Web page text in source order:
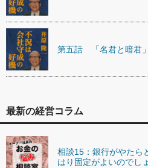
第五話 「名君と暗君」
最新の経営コラム
相談15：銀行がやたら
はり固定がよいのでし